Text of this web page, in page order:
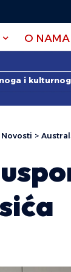
O NAMA
i
Novosti >